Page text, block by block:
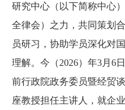
研究中心（以下简称中心
全律会）之力，共同策划
员研习，协助学员深化对
理解。今（2026）年3月 6
前行政院政务委员暨经贸
座教授担任主讲人，就企